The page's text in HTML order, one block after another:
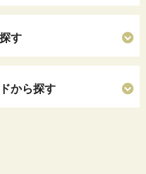
す
から探す